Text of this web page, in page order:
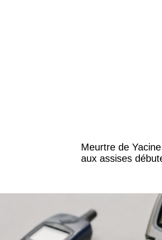
Meurtre de
aux assises